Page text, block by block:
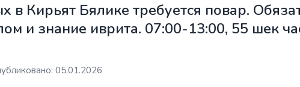
в Кирьят Бялике требуется повар.
и знание иврита. 07:00-13:00, 55 шек
05.01.2026